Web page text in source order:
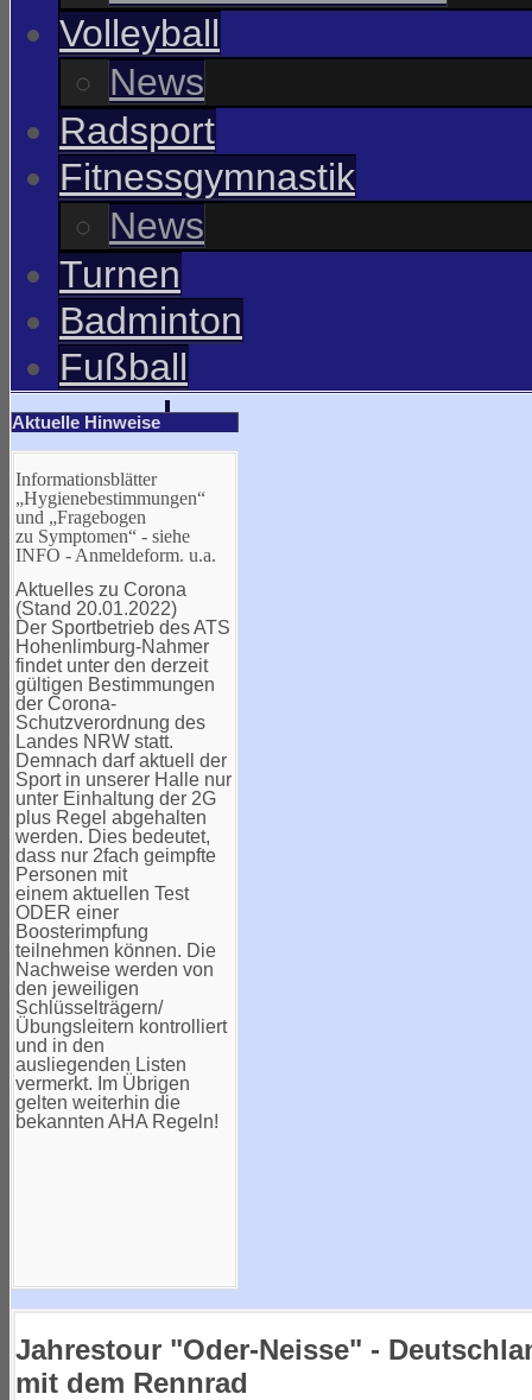
Volleyball
News
Radsport
Fitnessgymnastik
News
Turnen
Badminton
Fußball
Aktuelle Hinweise
Informationsblätter
„Hygienebestimmungen“
und „Fragebogen
zu Symptomen“ - siehe
INFO - Anmeldeform. u.a.
Aktuelles zu Corona
(Stand 20.01.2022)
Der Sportbetrieb des ATS
Hohenlimburg-Nahmer
findet unter den derzeit
gültigen Bestimmungen
der Corona-
Schutzverordnung des
Landes NRW statt.
Demnach darf aktuell der
Sport in unserer Halle nur
unter Einhaltung der 2G
plus Regel abgehalten
werden. Dies bedeutet,
dass nur 2fach geimpfte
Personen mit
einem aktuellen Test
ODER einer
Boosterimpfung
teilnehmen können. Die
Nachweise werden von
den jeweiligen
Schlüsselträgern/
Übungsleitern kontrolliert
und in den
ausliegenden Listen
vermerkt. Im Übrigen
gelten weiterhin die
bekannten AHA Regeln!
Jahrestour "Oder-Neisse" -
mit dem Rennrad